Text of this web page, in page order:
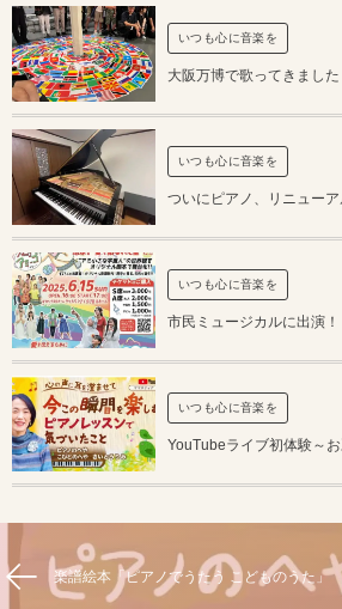
いつも心に音楽を
大阪万博で歌ってきました
いつも心に音楽を
ついにピアノ、リニューア
いつも心に音楽を
市民ミュージカルに出演！
いつも心に音楽を
YouTubeライブ初体験～
楽譜絵本「ピアノでうたう こどものうた」